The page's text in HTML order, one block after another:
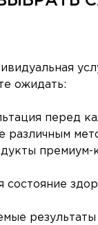
ожидать:
перед
различным
состояние